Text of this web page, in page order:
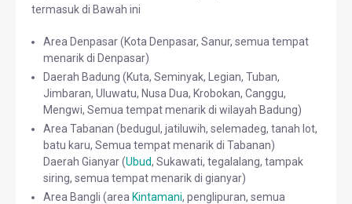
termasuk di Bawah ini
Area Denpasar (Kota Denpasar, Sanur, semua tempat
menarik di Denpasar)
Daerah Badung (Kuta, Seminyak, Legian, Tuban,
Jimbaran, Uluwatu, Nusa Dua, Krobokan, Canggu,
Mengwi, Semua tempat menarik di wilayah Badung)
Area Tabanan (bedugul, jatiluwih, selemadeg, tanah lot,
batu karu, Semua tempat menarik di Tabanan)
Daerah Gianyar (Ubud, Sukawati, tegalalang, tampak
siring, semua tempat menarik di gianyar)
Area Bangli (area Kintamani, penglipuran, semua